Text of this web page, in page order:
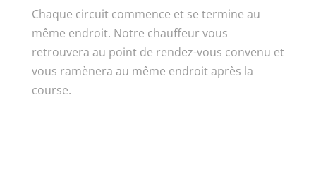
Chaque circuit commence et se termine au
même endroit. Notre chauffeur vous
retrouvera au point de rendez-vous convenu et
vous ramènera au même endroit après la
course.